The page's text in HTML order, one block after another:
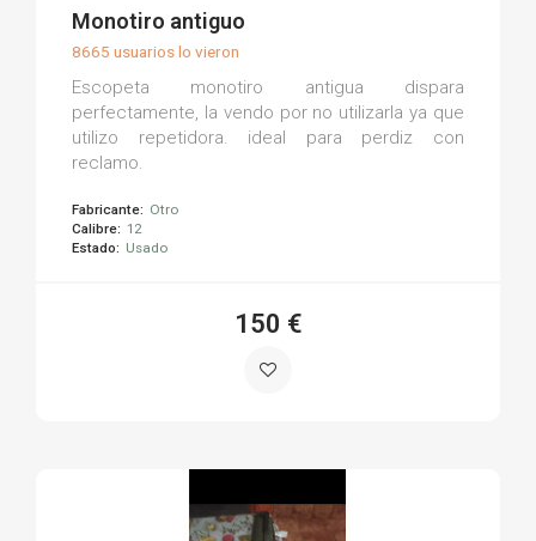
Monotiro antiguo
8665 usuarios lo vieron
Escopeta monotiro antigua dispara
perfectamente, la vendo por no utilizarla ya que
utilizo repetidora. ideal para perdiz con
reclamo.
Fabricante: Otro
Calibre: 12
Estado: Usado
150 €